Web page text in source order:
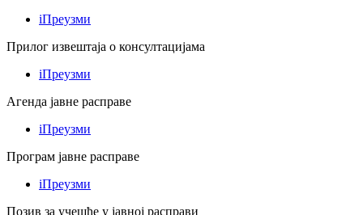
iПреузми
Прилог извештаја о консултацијама
iПреузми
Агенда јавне расправе
iПреузми
Програм јавне расправе
iПреузми
Позив за учешће у јавној расправи